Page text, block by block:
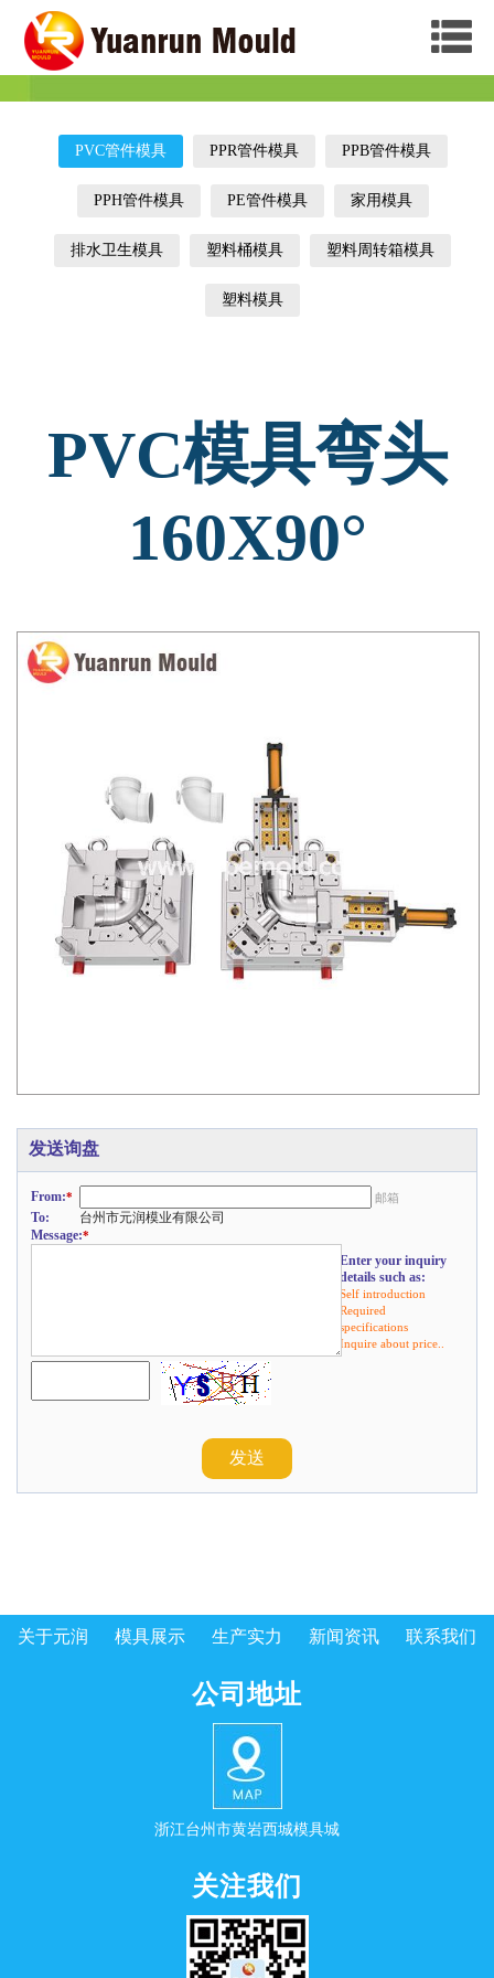
PVC管件模具 PPR管件模具 PPB管件模具
PPH管件模具 PE管件模具 家用模具
排水卫生模具 塑料桶模具 塑料周转箱模具
塑料模具
PVC模具弯头
160X90°
发送询盘
From:* 邮箱
To:
台州市元润模业有限公司
Message:*
Enter your inquiry
details such as:
Self introduction
Required
specifications
Inquire about price..
发送
关于元润 模具展示 生产实力 新闻资讯 联系我们
公司地址
浙江台州市黄岩西城模具城
关注我们